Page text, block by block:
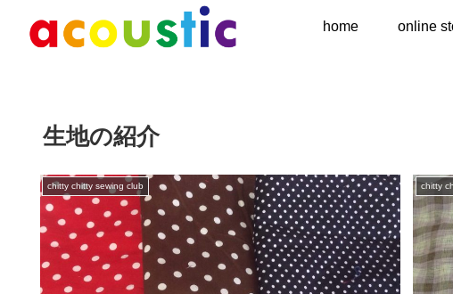
home online
生地の紹介
chitty chitty sewing club chitty